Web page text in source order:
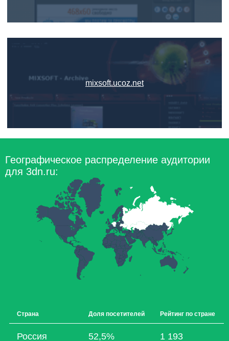
mixsoft.ucoz.net
Географическое распределение аудитории
для 3dn.ru:
Страна Доля посетителей Рейтинг по стране
Россия 52,5% 1 193